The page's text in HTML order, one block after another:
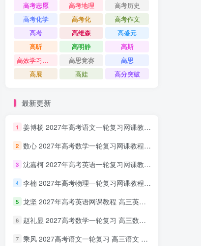
高考志愿
高考地理
高考历史
高考化学
高考化
高考作文
高考
高维森
高盛元
高昕
高明静
高斯
高效学习方法课
高思竞赛
高思
高展
高娃 高分突破
最新更新
1 姜博杨 2027年高考语文一轮复习网课教程 高三语文 上学期暑假班视频教程 百度网盘下载
2 数心 2027年高考数学一轮复习网课教程 高三数学 上学期暑假班视频教程 百度网盘下载
3 沈嘉柯 2027年高考英语一轮复习网课教程 高三英语 上学期暑假班视频教程 百度网盘下载
4 李楠 2027年高考物理一轮复习网课教程 高三物理 上学期暑假班视频教程 百度网盘下载
5 龙坚 2027年高考英语网课教程 高三英语 一轮复习视频教程 百度网盘下载
6 赵礼显 2027高考数学一轮复习 高三数学 网课视频教程暑假班 百度网盘下载
7 乘风 2027高考语文一轮复习 高三语文 网课视频教程暑秋班 百度网盘下载